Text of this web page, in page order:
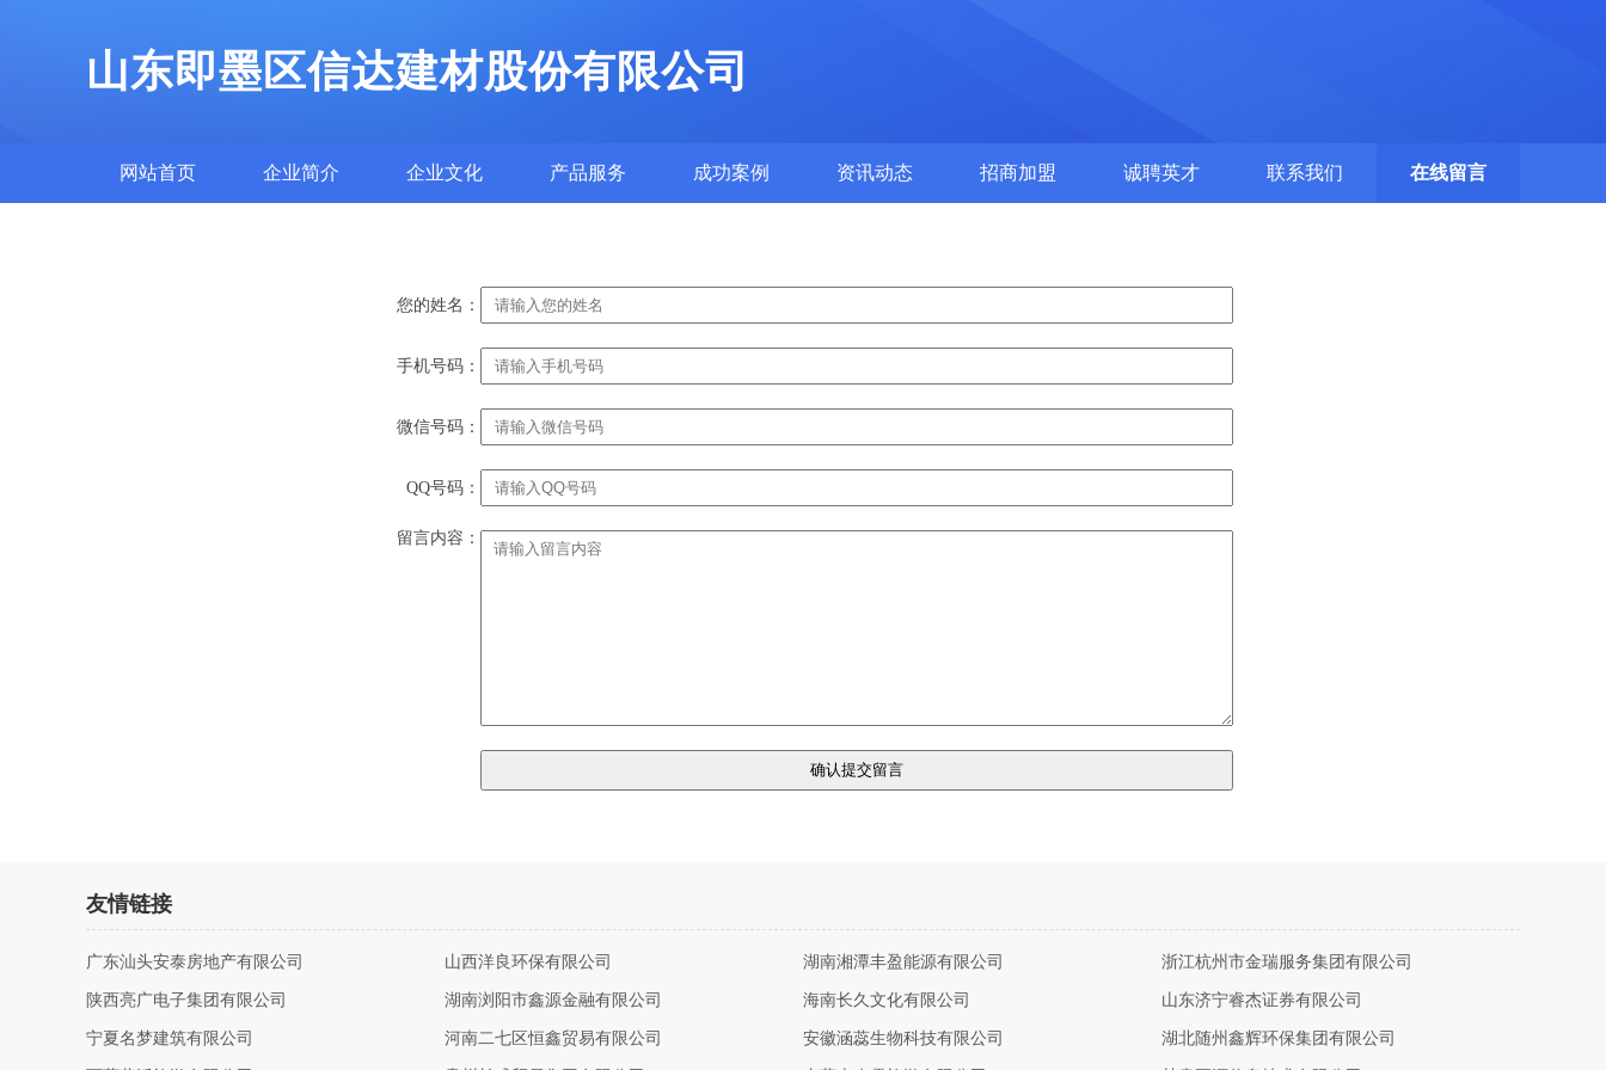
山东即墨区信达建材股份有限公司
网站首页 企业简介 企业文化 产品服务 成功案例 资讯动态 招商加盟 诚聘英才 联系我们 在线留言
您的姓名：
手机号码：
微信号码：
QQ号码：
留言内容：
友情链接
广东汕头安泰房地产有限公司 山西洋良环保有限公司 湖南湘潭丰盈能源有限公司 浙江杭州市金瑞服务集团有限公司
陕西亮广电子集团有限公司 湖南浏阳市鑫源金融有限公司 海南长久文化有限公司 山东济宁睿杰证券有限公司
宁夏名梦建筑有限公司 河南二七区恒鑫贸易有限公司 安徽涵蕊生物科技有限公司 湖北随州鑫辉环保集团有限公司